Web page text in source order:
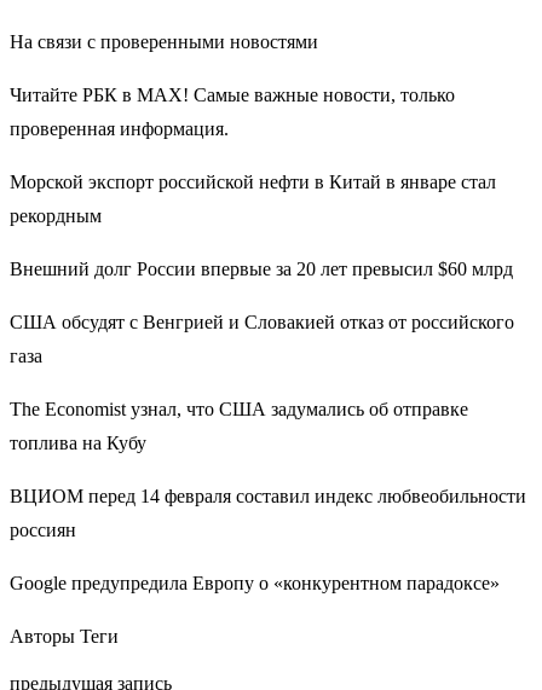
На связи с проверенными новостями
Читайте РБК в MAX! Самые важные новости, только
проверенная информация.
Морской экспорт российской нефти в Китай в январе стал
рекордным
Внешний долг России впервые за 20 лет превысил $60 млрд
США обсудят с Венгрией и Словакией отказ от российского
газа
The Economist узнал, что США задумались об отправке
топлива на Кубу
ВЦИОМ перед 14 февраля составил индекс любвеобильности
россиян
Google предупредила Европу о «конкурентном парадоксе»
Авторы Теги
предыдущая запись